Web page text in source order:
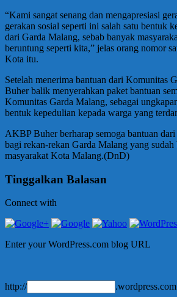
“Kami sangat senang dan mengapresiasi
gerakan sosial seperti ini salah satu bentuk
dari Garda Malang, sebab banyak
beruntung seperti kita,” jelas orang nomor
Kota itu.
Setelah menerima bantuan dari Komunitas
Buher balik menyerahkan paket bantuan
Komunitas Garda Malang, sebagai
bentuk kepedulian kepada warga yang
AKBP Buher berharap semoga bantuan
bagi rekan-rekan Garda Malang yang
masyarakat Kota Malang.(DnD)
Tinggalkan Balasan
Connect with
Enter your WordPress.com blog URL
http:// .wordpress.com